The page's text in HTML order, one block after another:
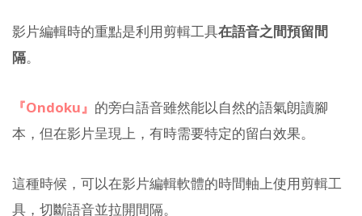
影片編輯時的重點是利用剪輯工具在語音之間預留間
隔。
『Ondoku』 的旁白語音雖然能以自然的語氣朗讀腳
本，但在影片呈現上，有時需要特定的留白效果。
這種時候，可以在影片編輯軟體的時間軸上使用剪輯工
具，切斷語音並拉開間隔。